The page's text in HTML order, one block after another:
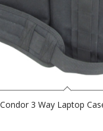
3 Way Laptop